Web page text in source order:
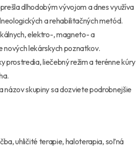
dlhodobým vývojom a dnes využíva
a rehabilitačných metód.
elektro-, magneto- a
nových lekárskych poznatkov.
prostredia, liečebný režim a terénne kúry
názov skupiny sa dozviete podrobnejšie
uhličité terapie, haloterapia, soľná